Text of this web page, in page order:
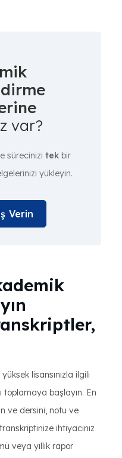
var?
sürecinizi tekbir
yükleyin.
Verin
lisansınızla ilgili
toplamaya başlayın. En
ve dersini, notu ve
ihtiyacınız
veya yıllık rapor